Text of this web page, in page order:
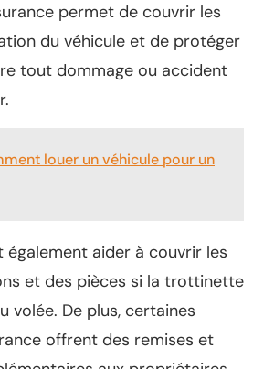
permet de couvrir les
du véhicule et de protéger
tout dommage ou accident
louer un véhicule pour un
également aider à couvrir les
et des pièces si la trottinette
volée. De plus, certaines
offrent des remises et